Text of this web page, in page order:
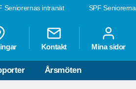
SPF Seniorerna
Seniorernas intranät
Kontakt Mina sidor
Årsmöten